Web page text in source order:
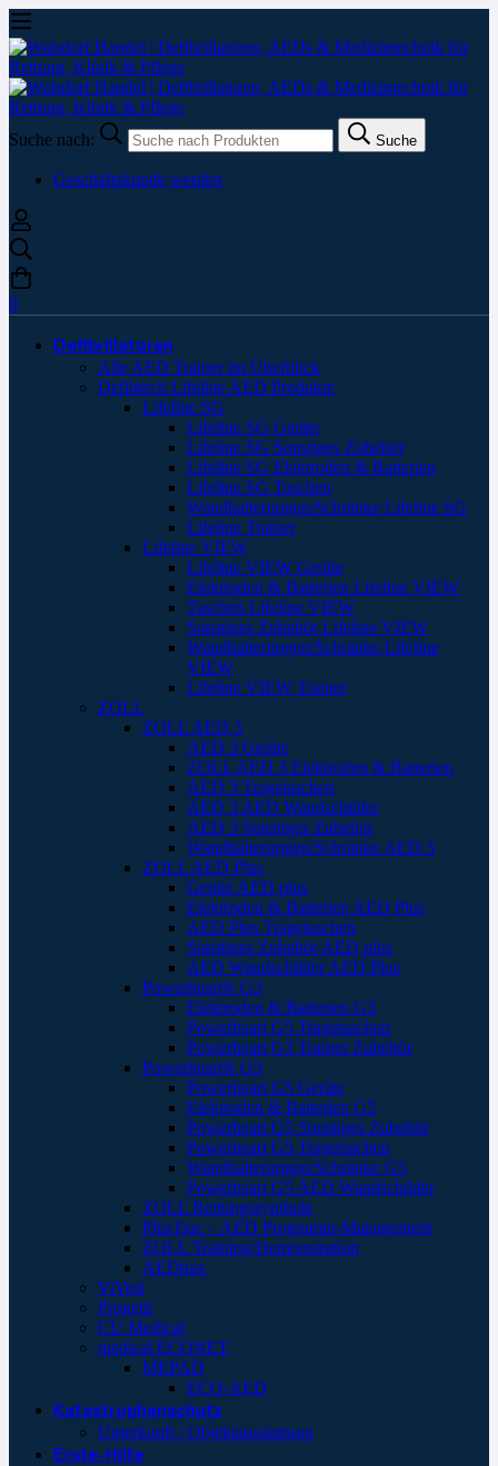
Suche nach: Suche
Geschäftskunde werden
0
Defibrillatoren
Alle AED Trainer im Überblick
Defibtech Lifeline AED Produkte
Lifeline SG
Lifeline SG Geräte
Lifeline SG Sonstiges Zubehör
Lifeline SG Elektroden & Batterien
Lifeline SG Taschen
Wandhalterungen/Schränke Lifeline SG
Lifeline Trainer
Lifeline VIEW
Lifeline VIEW Geräte
Elektroden & Batterien Lifeline VIEW
Taschen Lifeline VIEW
Sonstiges Zubehör Lifeline VIEW
Wandhalterungen/Schränke Lifeline
VIEW
Lifeline VIEW Trainer
ZOLL
ZOLL AED 3
AED 3 Geräte
ZOLL AED 3 Elektroden & Batterien
AED 3 Tragetaschen
AED 3 AED Wandschilder
AED 3 Sonstiges Zubehör
Wandhalterungen/Schränke AED 3
ZOLL AED Plus
Geräte AED plus
Elektroden & Batterien AED Plus
AED Plus Tragetaschen
Sonstiges Zubehör AED plus
AED Wandschilder AED Plus
Powerheart® G3
Elektroden & Batterien G3
Powerheart G5 Tragetaschen
Powerheart G3 Trainer Zubehör
Powerheart® G5
Powerheart G5 Geräte
Elektroden & Batterien G5
Powerheart G5 Sonstiges Zubehör
Powerheart G5 Tragetaschen
Wandhalterungen/Schränke G5
Powerheart G5 AED Wandschilder
ZOLL Rettungssymbole
PlusTrac – AED Programm-Management
ZOLL Training/Demonstration
AEDtrax
ViVest
Progetti
CU Medical
medical ECONET
MEPAD
ECO-AED
Katastrophenschutz
Unterkunft / Objektausstattung
Erste-Hilfe